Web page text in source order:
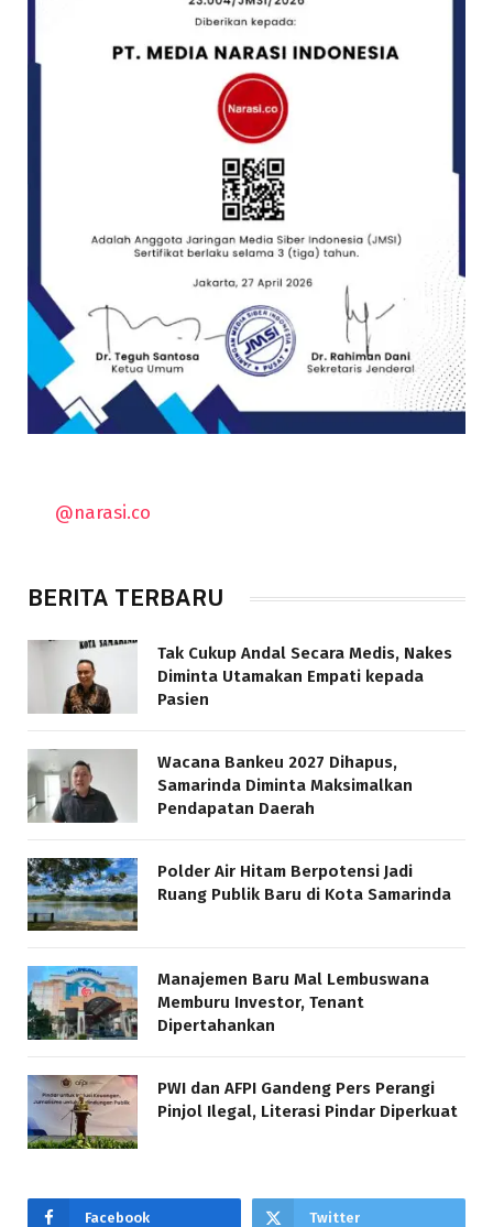
@narasi.co
BERITA TERBARU
Tak Cukup Andal Secara Medis, Nakes
Diminta Utamakan Empati kepada
Pasien
Wacana Bankeu 2027 Dihapus,
Samarinda Diminta Maksimalkan
Pendapatan Daerah
Polder Air Hitam Berpotensi Jadi
Ruang Publik Baru di Kota Samarinda
Manajemen Baru Mal Lembuswana
Memburu Investor, Tenant
Dipertahankan
PWI dan AFPI Gandeng Pers Perangi
Pinjol Ilegal, Literasi Pindar Diperkuat
Facebook Twitter